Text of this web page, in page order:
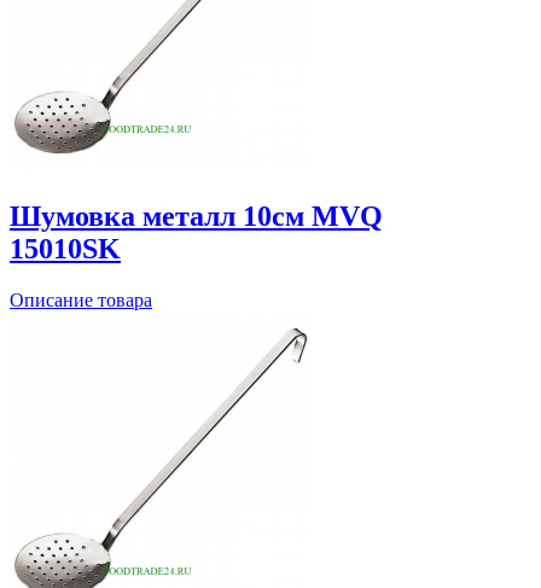
Шумовка металл 10см MVQ
15010SK
Описание товара